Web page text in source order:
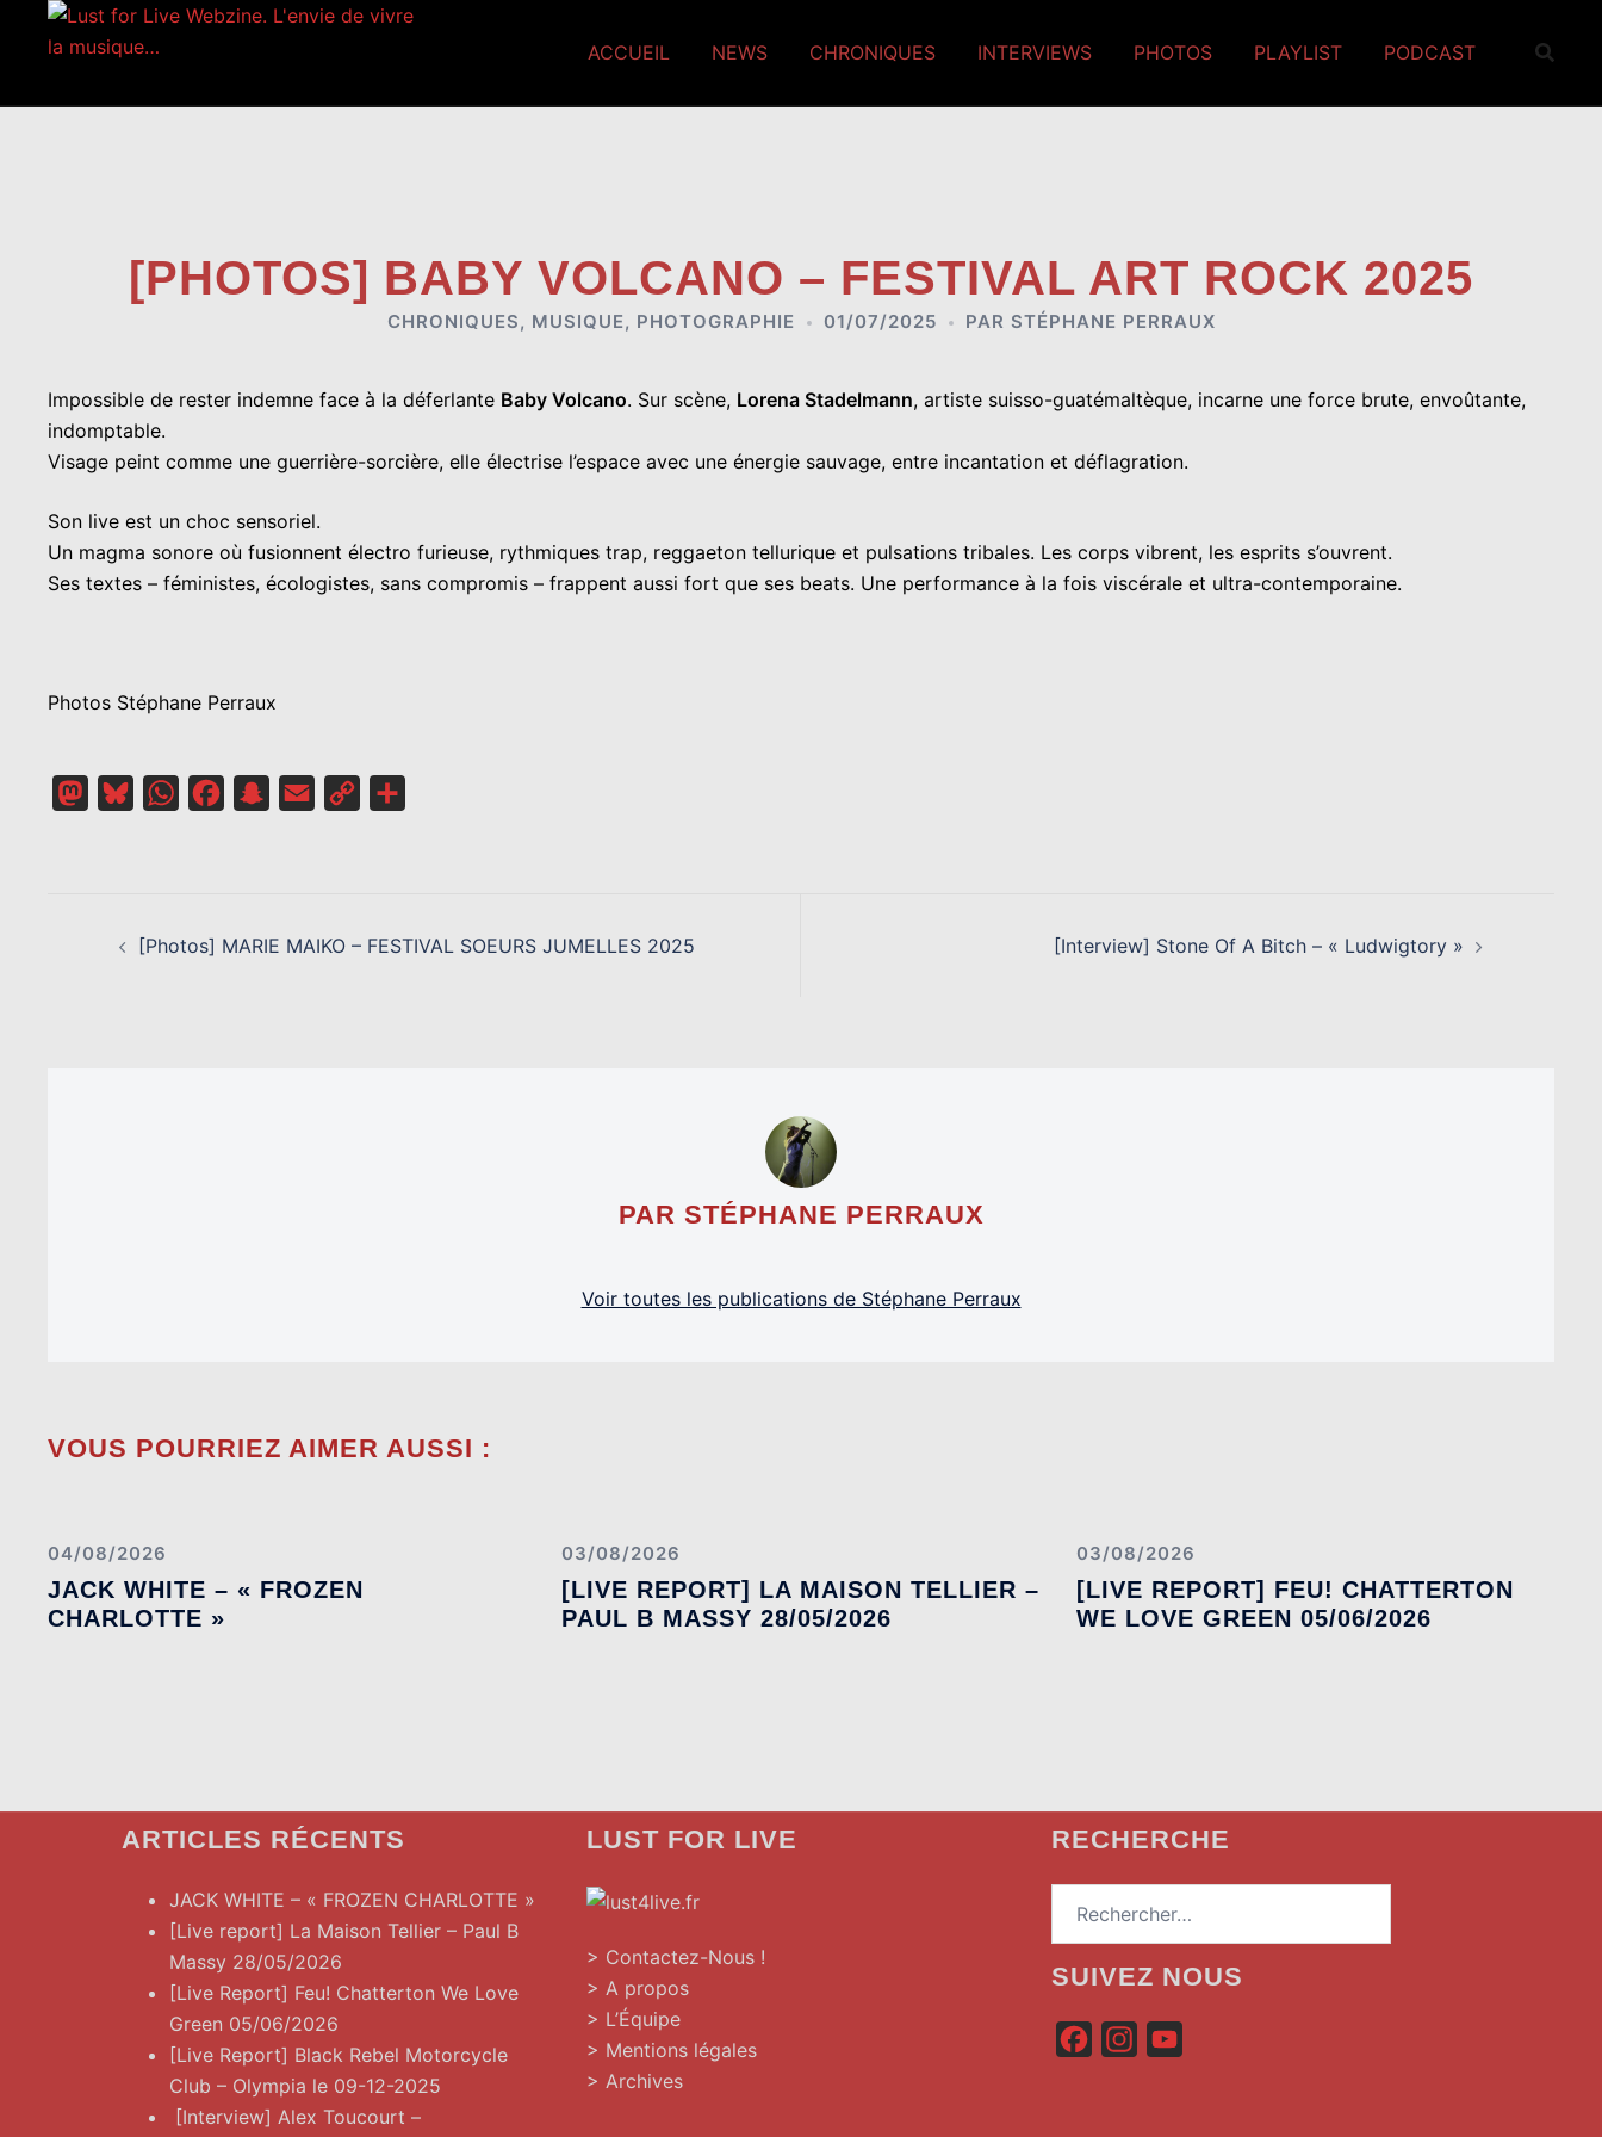
ACCUEIL NEWS CHRONIQUES INTERVIEWS PHOTOS PLAYLIST PODCAST
[PHOTOS] BABY VOLCANO – FESTIVAL ART ROCK 2025
CHRONIQUES, MUSIQUE, PHOTOGRAPHIE 01/07/2025 PAR STÉPHANE PERRAUX
Impossible de rester indemne face à la déferlante Baby Volcano. Sur scène, Lorena Stadelmann, artiste suisso-guatémaltèque, incarne une force brute, envoûtante,
indomptable.
Visage peint comme une guerrière-sorcière, elle électrise l’espace avec une énergie sauvage, entre incantation et déflagration.
Son live est un choc sensoriel.
Un magma sonore où fusionnent électro furieuse, rythmiques trap, reggaeton tellurique et pulsations tribales. Les corps vibrent, les esprits s’ouvrent.
Ses textes – féministes, écologistes, sans compromis – frappent aussi fort que ses beats. Une performance à la fois viscérale et ultra-contemporaine.
Photos Stéphane Perraux
MastodonBlueskyWhatsAppFacebookSnapchat
Email
Copy
D’ARTICLE[Photos] MARIE MAIKO – FESTIVAL SOEURS JUMELLES 2025 [Interview] Stone Of A Bitch – « Ludwigtory »
PAR STÉPHANE PERRAUX
Voir toutes les publications de Stéphane Perraux
VOUS POURRIEZ AIMER AUSSI :
04/08/2026
JACK WHITE – « FROZEN
CHARLOTTE »
03/08/2026
[LIVE REPORT] LA MAISON TELLIER –
PAUL B MASSY 28/05/2026
03/08/2026
[LIVE REPORT] FEU! CHATTERTON
WE LOVE GREEN 05/06/2026
ARTICLES RÉCENTS
JACK WHITE – « FROZEN CHARLOTTE »
[Live report] La Maison Tellier – Paul B
Massy 28/05/2026
[Live Report] Feu! Chatterton We Love
Green 05/06/2026
[Live Report] Black Rebel Motorcycle
Club – Olympia le 09-12-2025
[Interview] Alex Toucourt –
LUST FOR LIVE
> Contactez-Nous !
> A propos
> L’Équipe
> Mentions légales
> Archives
RECHERCHE
SUIVEZ NOUS